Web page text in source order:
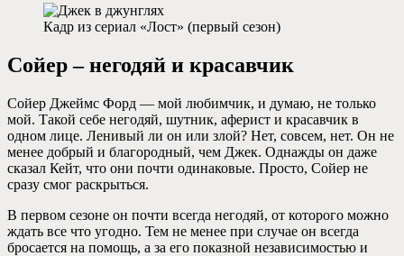
Кадр из сериал «Лост» (первый сезон)
Сойер – негодяй и красавчик
Сойер Джеймс Форд — мой любимчик, и думаю, не только
мой. Такой себе негодяй, шутник, аферист и красавчик в
одном лице. Ленивый ли он или злой? Нет, совсем, нет. Он не
менее добрый и благородный, чем Джек. Однажды он даже
сказал Кейт, что они почти одинаковые. Просто, Сойер не
сразу смог раскрыться.
В первом сезоне он почти всегда негодяй, от которого можно
ждать все что угодно. Тем не менее при случае он всегда
бросается на помощь, а за его показной независимостью и